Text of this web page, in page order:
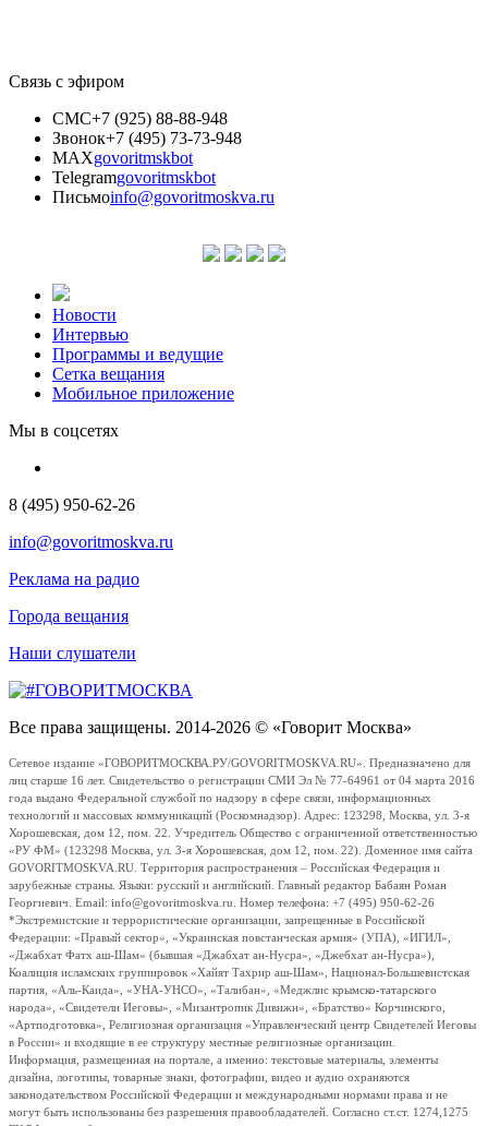
Связь с эфиром
СМС+7 (925) 88-88-948
Звонок+7 (495) 73-73-948
MAXgovoritmskbot
Telegramgovoritmskbot
Письмоinfo@govoritmoskva.ru
Новости
Интервью
Программы и ведущие
Сетка вещания
Мобильное приложение
Мы в соцсетях
8 (495) 950-62-26
info@govoritmoskva.ru
Реклама на радио
Города вещания
Наши слушатели
Все права защищены. 2014-2026 © «Говорит Москва»
Сетевое издание «ГОВОРИТМОСКВА.РУ/GOVORITMOSKVA.RU». Предназначено для
лиц старше 16 лет. Свидетельство о регистрации СМИ Эл № 77-64961 от 04 марта 2016
года выдано Федеральной службой по надзору в сфере связи, информационных
технологий и массовых коммуникаций (Роскомнадзор). Адрес: 123298, Москва, ул. 3-я
Хорошевская, дом 12, пом. 22. Учредитель Общество с ограниченной ответственностью
«РУ ФМ» (123298 Москва, ул. 3-я Хорошевская, дом 12, пом. 22). Доменное имя сайта
GOVORITMOSKVA.RU. Территория распространения – Российская Федерация и
зарубежные страны. Языки: русский и английский. Главный редактор Бабаян Роман
Георгиевич. Email: info@govoritmoskva.ru. Номер телефона: +7 (495) 950-62-26
*Экстремистские и террористические организации, запрещенные в Российской
Федерации: «Правый сектор», «Украинская повстанческая армия» (УПА), «ИГИЛ»,
«Джабхат Фатх аш-Шам» (бывшая «Джабхат ан-Нусра», «Джебхат ан-Нусра»),
Коалиция исламских группировок «Хайят Тахрир аш-Шам», Национал-Большевистская
партия, «Аль-Каида», «УНА-УНСО», «Талибан», «Меджлис крымско-татарского
народа», «Свидетели Иеговы», «Мизантропик Дивижн», «Братство» Корчинского,
«Артподготовка», Религиозная организация «Управленческий центр Свидетелей Иеговы
в России» и входящие в ее структуру местные религиозные организации.
Информация, размещенная на портале, а именно: текстовые материалы, элементы
дизайна, логотипы, товарные знаки, фотографии, видео и аудио охраняются
законодательством Российской Федерации и международными нормами права и не
могут быть использованы без разрешения правообладателей. Согласно ст.ст. 1274,1275